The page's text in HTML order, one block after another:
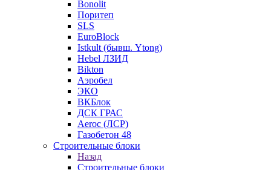
Bonolit
Поритеп
SLS
EuroBlock
Istkult (бывш. Ytong)
Hebel ЛЗИД
Bikton
Аэробел
ЭКО
ВКБлок
ДСК ГРАС
Aeroc (ЛСР)
Газобетон 48
Строительные блоки
Назад
Строительные блоки